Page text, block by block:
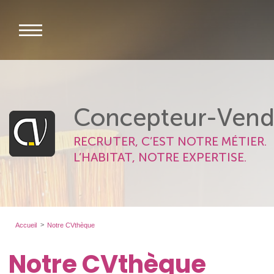
Concepteur-
RECRUTER, C’EST NOTRE MÉTIER.
L’HABITAT, NOTRE EXPERTISE.
Accueil Notre CVthèque
Notre CVthèque